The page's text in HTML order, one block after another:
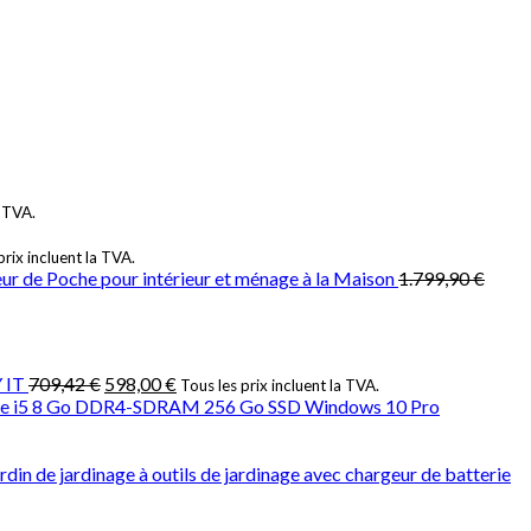
incluent la TVA.
de Poche pour intérieur et ménage à la Maison1.799,90€
IT 709,42€ 598,00€ Tous les prix incluent la TVA.
8 Go DDR4-SDRAM 256 Go SSD Windows 10 Pro
de jardinage à outils de jardinage avec chargeur de batterie